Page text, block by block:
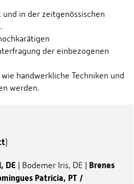
in der zeitgenössischen
der einbezogenen
handwerkliche Techniken und
werden.
)
DE | Bodemer Iris, DE | Brenes
Patricia, PT /